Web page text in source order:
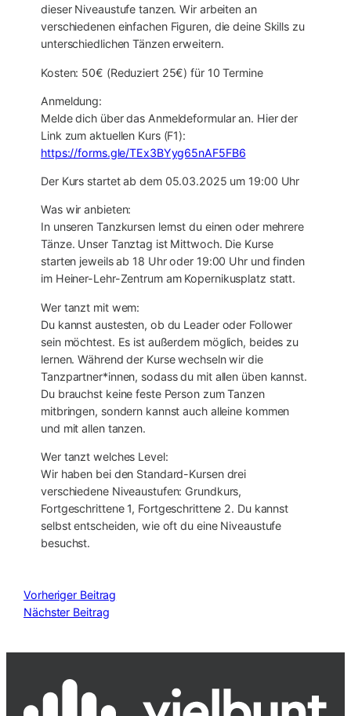
dieser Niveaustufe tanzen. Wir arbeiten an
verschiedenen einfachen Figuren, die deine Skills zu
unterschiedlichen Tänzen erweitern.
Kosten: 50€ (Reduziert 25€) für 10 Termine
Anmeldung:
Melde dich über das Anmeldeformular an. Hier der
Link zum aktuellen Kurs (F1):
https://forms.gle/TEx3BYyg65nAF5FB6
Der Kurs startet ab dem 05.03.2025 um 19:00 Uhr
Was wir anbieten:
In unseren Tanzkursen lernst du einen oder mehrere
Tänze. Unser Tanztag ist Mittwoch. Die Kurse
starten jeweils ab 18 Uhr oder 19:00 Uhr und finden
im Heiner-Lehr-Zentrum am Kopernikusplatz statt.
Wer tanzt mit wem:
Du kannst austesten, ob du Leader oder Follower
sein möchtest. Es ist außerdem möglich, beides zu
lernen. Während der Kurse wechseln wir die
Tanzpartner*innen, sodass du mit allen üben kannst.
Du brauchst keine feste Person zum Tanzen
mitbringen, sondern kannst auch alleine kommen
und mit allen tanzen.
Wer tanzt welches Level:
Wir haben bei den Standard-Kursen drei
verschiedene Niveaustufen: Grundkurs,
Fortgeschrittene 1, Fortgeschrittene 2. Du kannst
selbst entscheiden, wie oft du eine Niveaustufe
besuchst.
Vorheriger Beitrag
Nächster Beitrag